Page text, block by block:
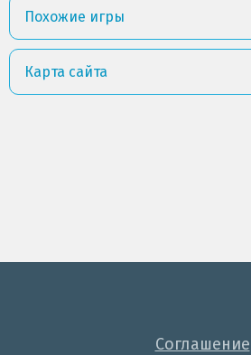
Похожие игры
Карта сайта
Соглашение